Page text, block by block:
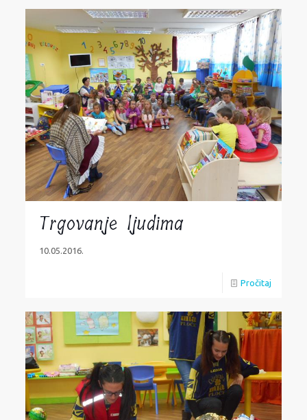
Trgovanje ljudima
10.05.2016.
Pročitaj